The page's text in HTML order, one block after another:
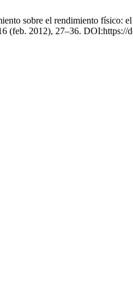
sobre el rendimiento físico:
(feb. 2012), 27–36. DOI:https://